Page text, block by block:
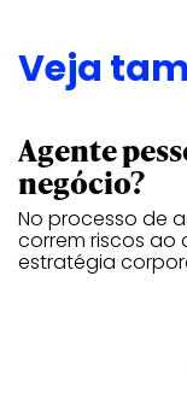
Veja
Agente
negócio?
No processo de
correm riscos ao
estratégia